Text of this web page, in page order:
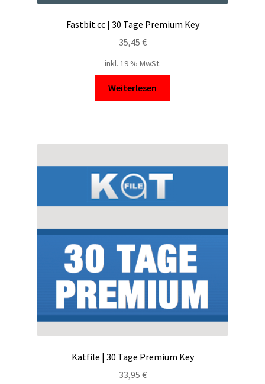
Fastbit.cc | 30 Tage Premium Key
35,45 €
inkl. 19 % MwSt.
Weiterlesen
Katfile | 30 Tage Premium Key
33,95 €